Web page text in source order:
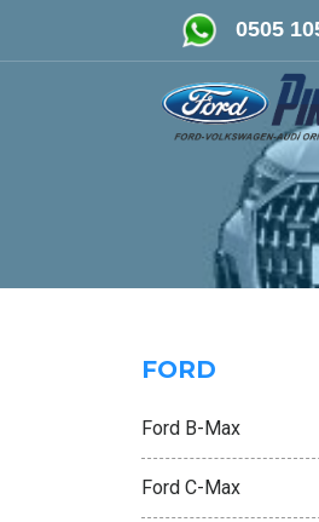
0505
FORD
Ford B-Max
Ford C-Max